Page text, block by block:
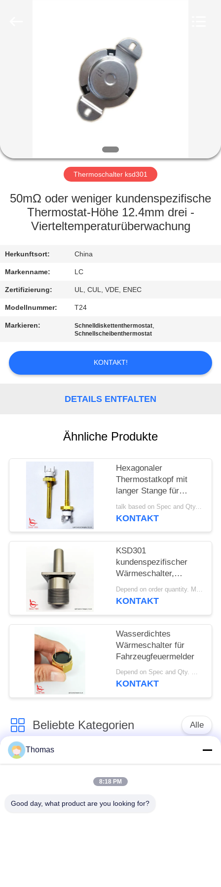
PRODUKTE
VR
SHOW
ÜBER
UNS
AUSFLUG
QUALITÄTSKONTROLLE
TRETEN
MIT
UNS
VERBINDUNG
NACHRICHTEN
FÄLLE
SITEMAP
PRIVACY
POLICY
Thermoschalter ksd301
50mΩ oder weniger kundenspezifische
Thermostat-Höhe 12.4mm drei -
Vierteltemperaturüberwachung
Herkunftsort: China
Markenname: LC
Zertifizierung: UL, CUL, VDE, ENEC
Modellnummer: T24
Markieren: Schnelldiskettenthermostat,
Schnellscheibenthermostat
KONTAKT!
DETAILS ENTFALTEN
Ähnliche Produkte
Hexagonaler
Thermostatkopf mit
langer Stange für
Solarheizgeräte
talk based on Spec and Qty. MOQ:1000 Stück
KONTAKT
KSD301
kundenspezifischer
Wärmeschalter,
automatischer Reset,
für
Depend on order quantity. MOQ:1000 Stück, unterstützen auch Proben- oder Testmengen.
KONTAKT
Wasserdichtes
Wärmeschalter für
Fahrzeugfeuermelder
Depend on Spec and Qty. MOQ:1000 Stück
KONTAKT
Beliebte Kategorien Alle
Zurücksetzens
Thomas
8:18 PM
Good day, what product are you looking for?